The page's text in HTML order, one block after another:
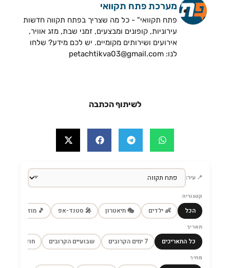
מערכת פתח תקוואי
פתח תקוואי" - כל מה שצריך בפתח תקווה חדשות
עירוניות, קופונים ומבצעים, זמני שבת, מזג אוויר,
אירועים ושירותים מקומיים. יש לכם מידע? שלחו
לנו: petachtikva03@gmail.com
לשיתוף הכתבה
📍 עיר:
קטגוריה
הכל 👶 ילדים 🎭 תיאטרון 🎤 סטנד-אפ 🎵 מוזיקה
תאריך
כל התאריכים 7 ימים הקרובים שבועיים הקרובים חודש הקרוב
מחיר